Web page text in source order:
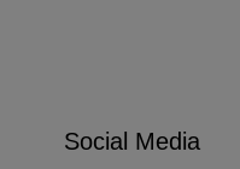
Social Media